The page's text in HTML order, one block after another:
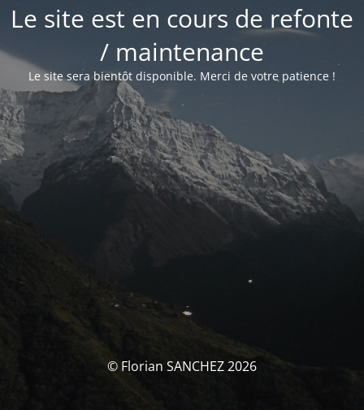
Le site est en cours de refonte
/ maintenance
Le site sera bientôt disponible. Merci de votre patience !
© Florian SANCHEZ 2026